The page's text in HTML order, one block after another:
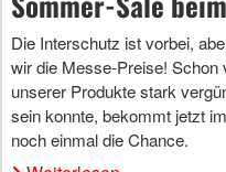
Die Interschutz ist vorbei,
wir die Messe-Preise! Schon
unserer Produkte stark
sein konnte, bekommt jetzt
noch einmal die Chance.